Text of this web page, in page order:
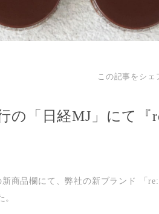
この記事をシェ
の「日経MJ」にて『
商品欄にて、弊社の新ブランド
「
。